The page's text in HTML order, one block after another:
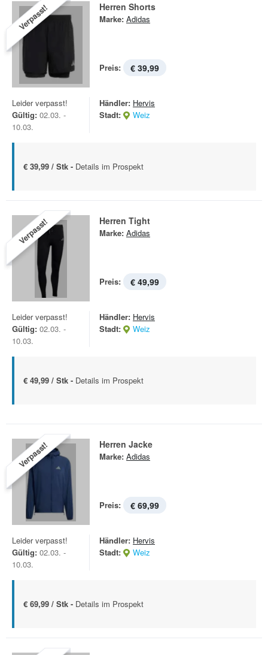
Verpasst! Herren Shorts
Marke: Adidas
Preis: € 39,99
Leider verpasst!
Gültig: 02.03. -
10.03.
Händler: Hervis
Stadt:
Weiz
€ 39,99 / Stk - Details im Prospekt
Verpasst! Herren Tight
Marke: Adidas
Preis: € 49,99
Leider verpasst!
Gültig: 02.03. -
10.03.
Händler: Hervis
Stadt:
Weiz
€ 49,99 / Stk - Details im Prospekt
Verpasst! Herren Jacke
Marke: Adidas
Preis: € 69,99
Leider verpasst!
Gültig: 02.03. -
10.03.
Händler: Hervis
Stadt:
Weiz
€ 69,99 / Stk - Details im Prospekt